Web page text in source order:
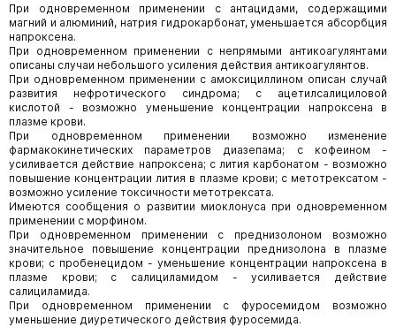
При одновременном применении с антацидами, содержащими
магний и алюминий, натрия гидрокарбонат, уменьшается абсорбция
напроксена.
При одновременном применении с непрямыми антикоагулянтами
описаны случаи небольшого усиления действия антикоагулянтов.
При одновременном применении с амоксициллином описан случай
развития нефротического синдрома; с ацетилсалициловой
кислотой - возможно уменьшение концентрации напроксена в
плазме крови.
При одновременном применении возможно изменение
фармакокинетических параметров диазепама; с кофеином -
усиливается действие напроксена; с лития карбонатом - возможно
повышение концентрации лития в плазме крови; с метотрексатом -
возможно усиление токсичности метотрексата.
Имеются сообщения о развитии миоклонуса при одновременном
применении с морфином.
При одновременном применении с преднизолоном возможно
значительное повышение концентрации преднизолона в плазме
крови; с пробенецидом - уменьшение концентрации напроксена в
плазме крови; с салициламидом - усиливается действие
салициламида.
При одновременном применении с фуросемидом возможно
уменьшение диуретического действия фуросемида.